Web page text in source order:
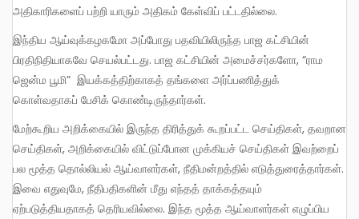
அதிகாரிகளைப் பற்றி யாரும் அதிகம் கேள்விப் பட்டதில்லை.
இந்திய ஆய்வுக்கழகமோ அப்போது பதவியிலிருந்த பாஜ கட்சியின்
பிரதிநிதியாகவே செயல்பட்டது. பாஜ கட்சியின் அமைச்சர்களோ, “ராம
ஜென்ம பூமி” இயக்கத்திற்காகத் தங்களை அர்ப்பணித்துக்
கொள்வதாகப் பேசிக் கொண்டிருந்தார்கள்.
மேற்கூறிய அறிக்கையில் இருந்த திரித்துக் கூறப்பட்ட செய்திகள், தவறான
செய்திகள், அறிக்கையில் விட்டுப்போன முக்கியச் செய்திகள் இவற்றைப்
பல மூத்த தொல்லியல் ஆய்வாளர்கள், நீதிமன்றத்தில் எடுத்துரைத்தார்கள்.
இவை எதுவுமே, நீதிபதிகளின் மீது எந்தத் தாக்கத்தயும்
ஏற்படுத்தியதாகத் தெரியவில்லை. இந்த மூத்த ஆய்வாளர்கள் எழுப்பிய